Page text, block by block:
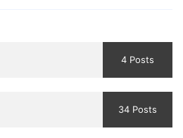
4 Posts
34 Posts